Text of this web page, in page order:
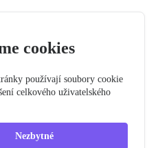
cookies
používají soubory cookie
celkového uživatelského
Nezbytné